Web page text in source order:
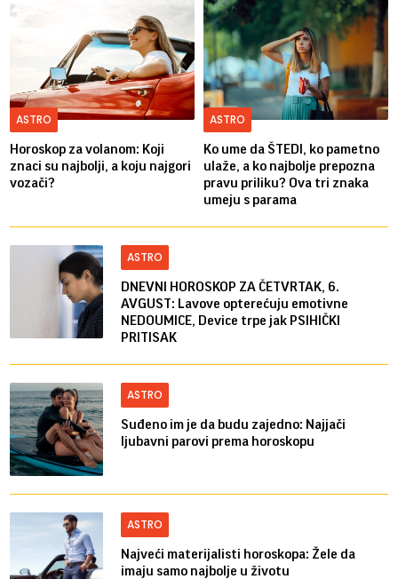
ASTRO
Horoskop za volanom: Koji
znaci su najbolji, a koju najgori
vozači?
ASTRO
Ko ume da ŠTEDI, ko pametno
ulaže, a ko najbolje prepozna
pravu priliku? Ova tri znaka
umeju s parama
ASTRO
DNEVNI HOROSKOP ZA ČETVRTAK, 6.
AVGUST: Lavove opterećuju emotivne
NEDOUMICE, Device trpe jak PSIHIČKI
PRITISAK
ASTRO
Suđeno im je da budu zajedno: Najjači
ljubavni parovi prema horoskopu
ASTRO
Najveći materijalisti horoskopa: Žele da
imaju samo najbolje u životu